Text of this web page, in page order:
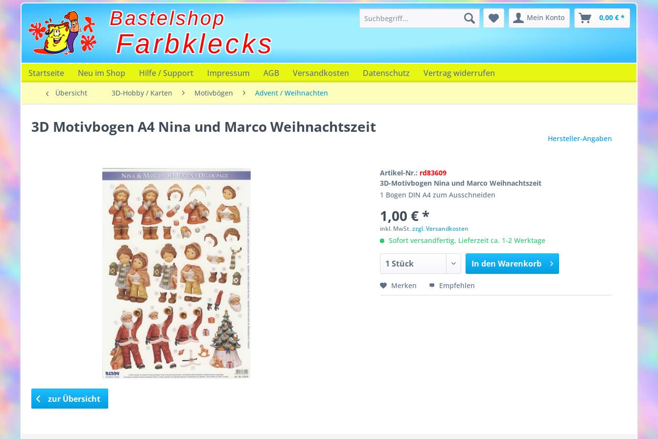
Bastelshop
Farbklecks
Mein Konto 0,00 € *
Startseite Neu im Shop Hilfe / Support Impressum AGB Versandkosten Datenschutz Vertrag widerrufen
Übersicht 3D-Hobby / Karten Motivbögen Advent / Weihnachten
3D Motivbogen A4 Nina und Marco Weihnachtszeit
Hersteller-Angaben
Artikel-Nr.: rd83609
3D-Motivbogen Nina und Marco Weihnachtszeit
1 Bogen DIN A4 zum Ausschneiden
1,00 € *
inkl. MwSt.zzgl. Versandkosten
Sofort versandfertig, Lieferzeit ca. 1-2 Werktage
In den Warenkorb
Merken Empfehlen
zur Übersicht